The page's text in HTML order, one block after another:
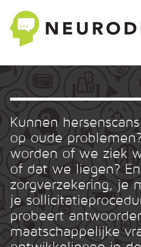
Kunnen
op oude
worden of we ziek
of dat we liegen?
zorgverzekering, je
je
probeert
maatschappelijke